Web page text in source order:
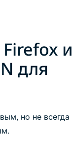
и
для
но не всегда